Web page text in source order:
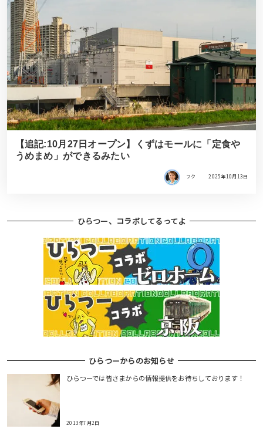
【追記:10月27日オープン】くずはモールに「定食や
うめまめ」ができるみたい
フク 2025年10月13日
ひらつー、コラボしてるってよ
ひらつーからのお知らせ
ひらつーでは皆さまからの情報提供をお待ちしております！
2013年7月2日